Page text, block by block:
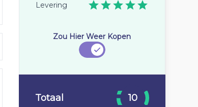
Levering
Zou Hier Weer Kopen
Totaal 10